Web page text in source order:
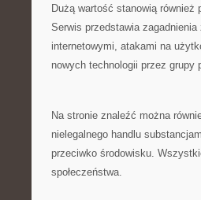
Dużą wartość stanowią
Serwis przedstawia
internetowymi, atakami na
nowych technologii przez grupy
Na stronie znaleźć można
nielegalnego handlu
przeciwko środowisku.
społeczeństwa.